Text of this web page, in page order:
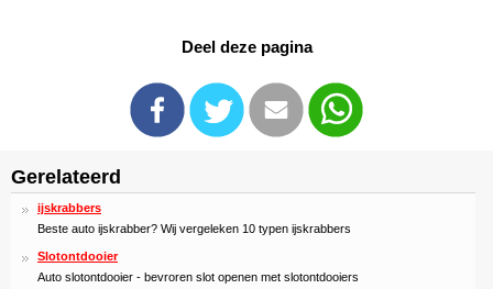
Deel deze pagina
Gerelateerd
ijskrabbers
Beste auto ijskrabber? Wij vergeleken 10 typen ijskrabbers
Slotontdooier
Auto slotontdooier - bevroren slot openen met slotontdooiers